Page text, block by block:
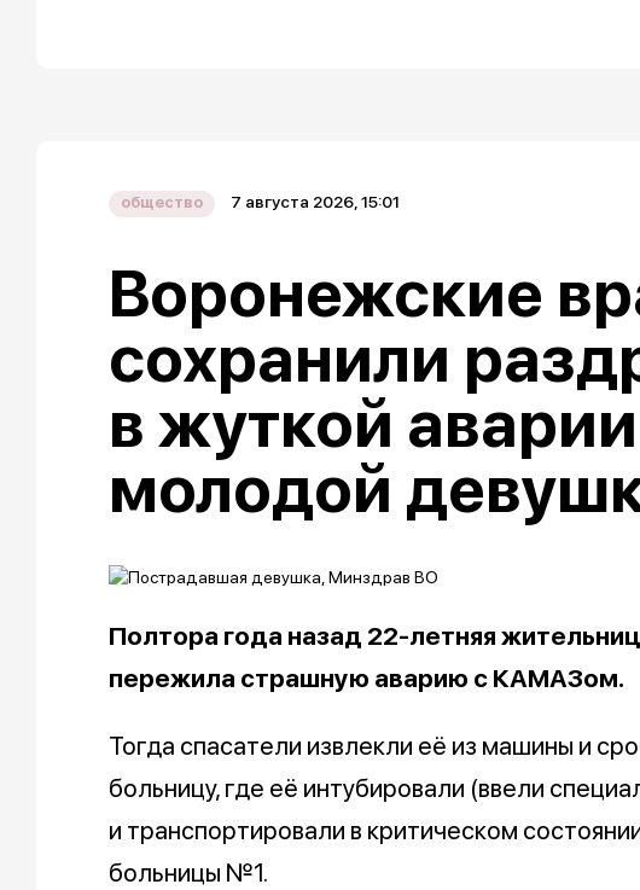
общество 7 августа 2026, 15:01
Воронежские
сохранили
в жуткой
молодой
Полтора года назад 22-летняя
пережила страшную аварию с КАМАЗом.
Тогда спасатели извлекли её из машины и
больницу, где её интубировали (ввели
и транспортировали в критическом
больницы №1.